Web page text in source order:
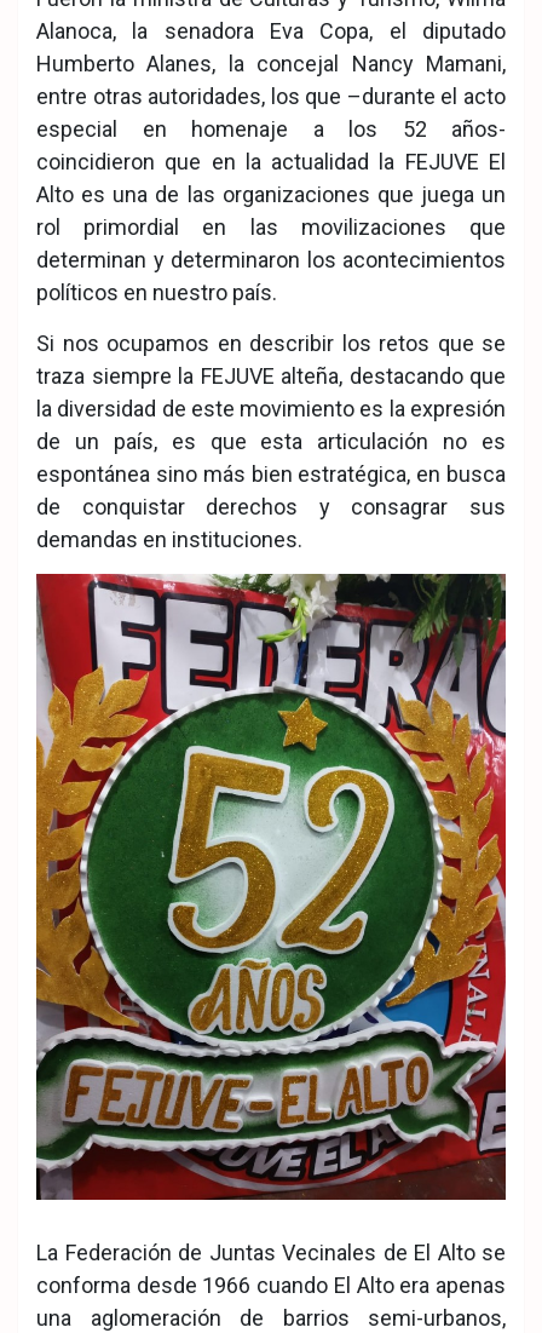
Alanoca, la senadora Eva Copa, el diputado
Humberto Alanes, la concejal Nancy Mamani,
entre otras autoridades, los que –durante el acto
especial en homenaje a los 52 años-
coincidieron que en la actualidad la FEJUVE El
Alto es una de las organizaciones que juega un
rol primordial en las movilizaciones que
determinan y determinaron los acontecimientos
políticos en nuestro país.
Si nos ocupamos en describir los retos que se
traza siempre la FEJUVE alteña, destacando que
la diversidad de este movimiento es la expresión
de un país, es que esta articulación no es
espontánea sino más bien estratégica, en busca
de conquistar derechos y consagrar sus
demandas en instituciones.
La Federación de Juntas Vecinales de El Alto se
conforma desde 1966 cuando El Alto era apenas
una aglomeración de barrios semi-urbanos,